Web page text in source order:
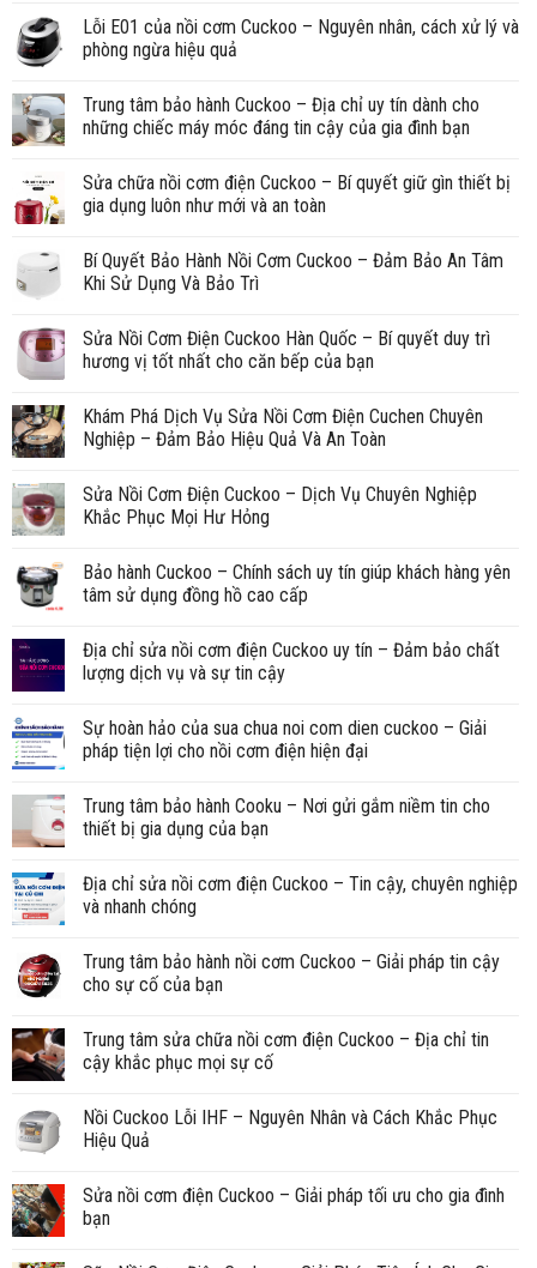
Lỗi E01 của nồi cơm Cuckoo – Nguyên nhân, cách xử lý và
phòng ngừa hiệu quả
Trung tâm bảo hành Cuckoo – Địa chỉ uy tín dành cho
những chiếc máy móc đáng tin cậy của gia đình bạn
Sửa chữa nồi cơm điện Cuckoo – Bí quyết giữ gìn thiết bị
gia dụng luôn như mới và an toàn
Bí Quyết Bảo Hành Nồi Cơm Cuckoo – Đảm Bảo An Tâm
Khi Sử Dụng Và Bảo Trì
Sửa Nồi Cơm Điện Cuckoo Hàn Quốc – Bí quyết duy trì
hương vị tốt nhất cho căn bếp của bạn
Khám Phá Dịch Vụ Sửa Nồi Cơm Điện Cuchen Chuyên
Nghiệp – Đảm Bảo Hiệu Quả Và An Toàn
Sửa Nồi Cơm Điện Cuckoo – Dịch Vụ Chuyên Nghiệp
Khắc Phục Mọi Hư Hỏng
Bảo hành Cuckoo – Chính sách uy tín giúp khách hàng yên
tâm sử dụng đồng hồ cao cấp
Địa chỉ sửa nồi cơm điện Cuckoo uy tín – Đảm bảo chất
lượng dịch vụ và sự tin cậy
Sự hoàn hảo của sua chua noi com dien cuckoo – Giải
pháp tiện lợi cho nồi cơm điện hiện đại
Trung tâm bảo hành Cooku – Nơi gửi gắm niềm tin cho
thiết bị gia dụng của bạn
Địa chỉ sửa nồi cơm điện Cuckoo – Tin cậy, chuyên nghiệp
và nhanh chóng
Trung tâm bảo hành nồi cơm Cuckoo – Giải pháp tin cậy
cho sự cố của bạn
Trung tâm sửa chữa nồi cơm điện Cuckoo – Địa chỉ tin
cậy khắc phục mọi sự cố
Nồi Cuckoo Lỗi IHF – Nguyên Nhân và Cách Khắc Phục
Hiệu Quả
Sửa nồi cơm điện Cuckoo – Giải pháp tối ưu cho gia đình
bạn